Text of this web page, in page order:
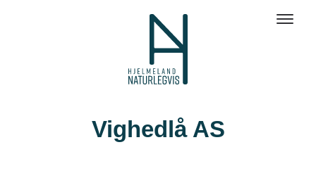
Vighedlå AS